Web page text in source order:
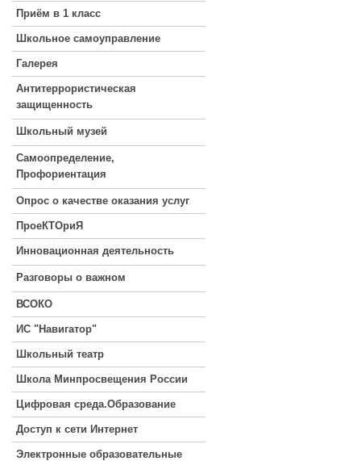
Приём в 1 класс
Школьное самоуправление
Галерея
Антитеррористическая
защищенность
Школьный музей
Самоопределение,
Профориентация
Опрос о качестве оказания услуг
ПроеКТОриЯ
Инновационная деятельность
Разговоры о важном
ВСОКО
ИС "Навигатор"
Школьный театр
Школа Минпросвещения России
Цифровая среда.Образование
Доступ к сети Интернет
Электронные образовательные